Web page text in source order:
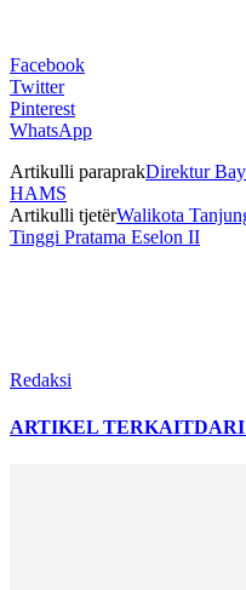
Facebook
Twitter
Pinterest
WhatsApp
Artikulli paraprakDirektur
HAMS
Artikulli tjetërWalikota
Tinggi Pratama Eselon II
Redaksi
ARTIKEL TERKAIT